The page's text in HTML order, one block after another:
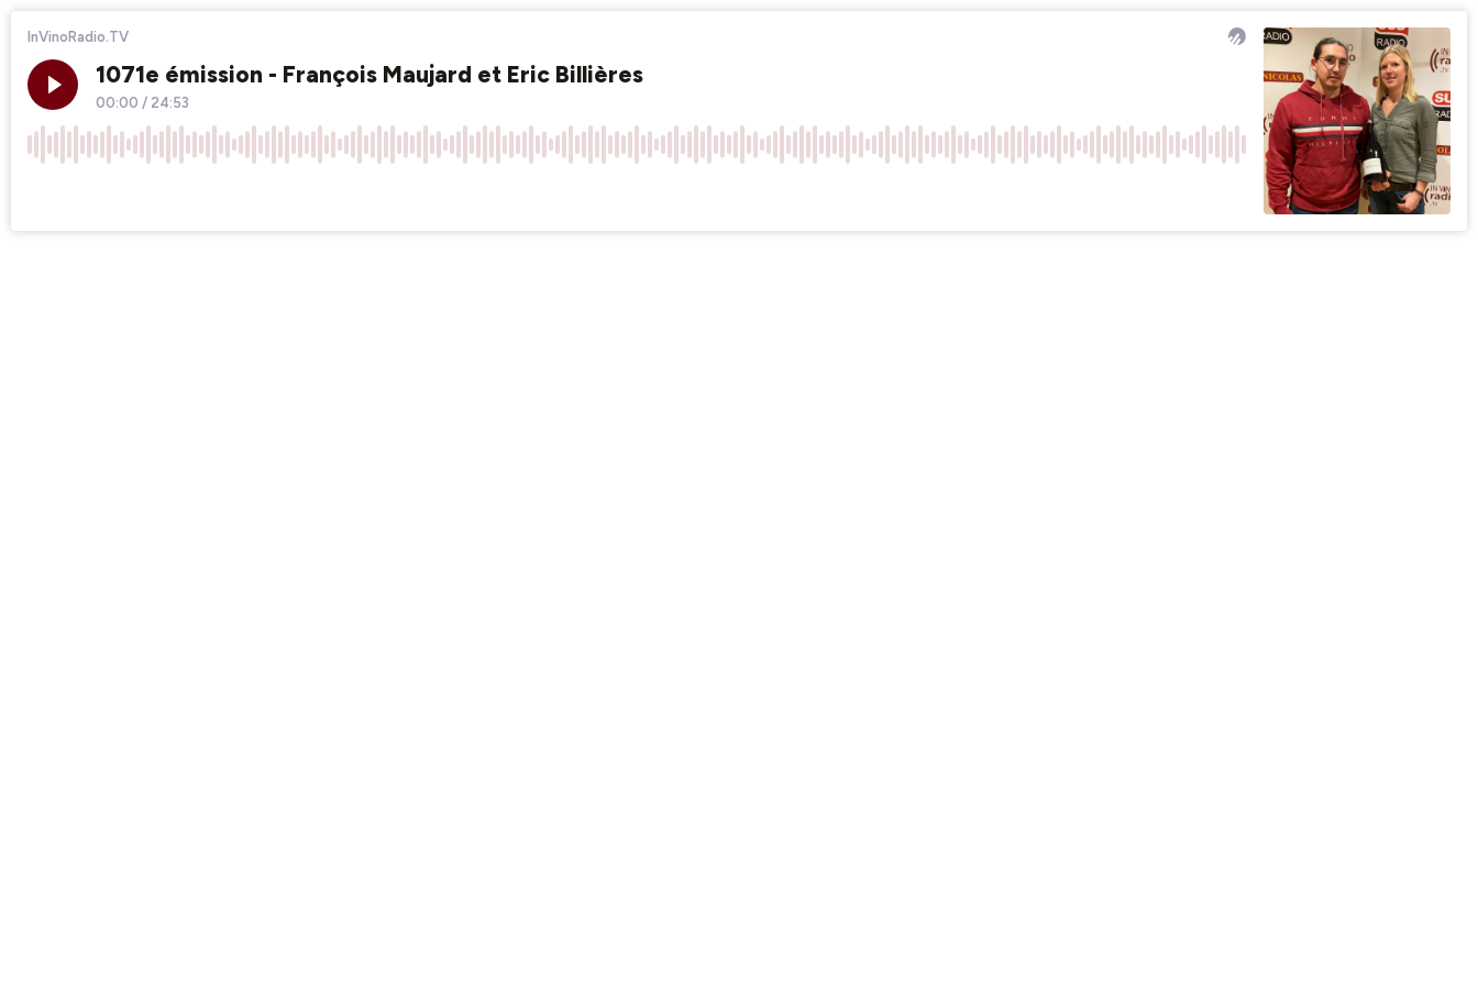
InVinoRadio.TV
1071e émission - François Maujard et Eric Billières
00:00 / 24:53